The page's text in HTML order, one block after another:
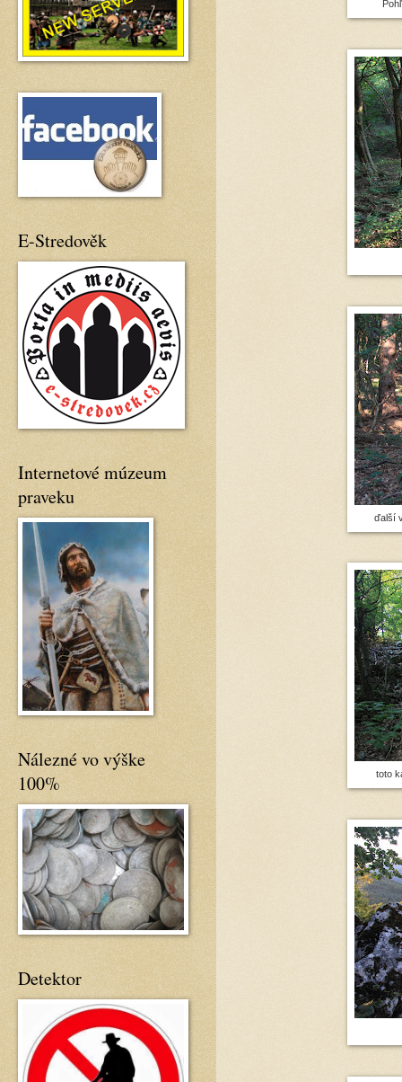
ďalší
toto
E-Stredověk
Internetové múzeum
praveku
Nálezné vo výške
100%
Detektor